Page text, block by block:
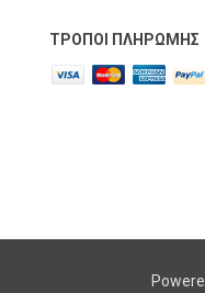
ΤΡΌΠΟΙ ΠΛΗΡΩΜΉΣ